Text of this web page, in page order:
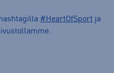
#HeartOfSport ja